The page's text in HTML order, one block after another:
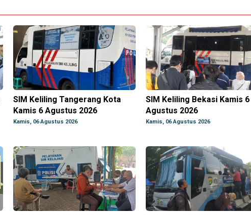
SIM Keliling Tangerang Kota
Kamis 6 Agustus 2026
Kamis, 06 Agustus 2026
SIM Keliling Bekasi Kamis 6
Agustus 2026
Kamis, 06 Agustus 2026